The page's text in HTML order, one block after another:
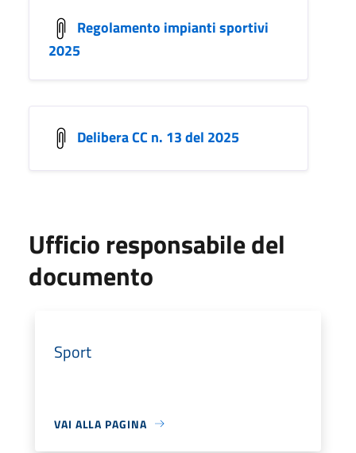
Regolamento impianti sportivi
2025
Delibera CC n. 13 del 2025
Ufficio responsabile del
documento
Sport
VAI ALLA PAGINA